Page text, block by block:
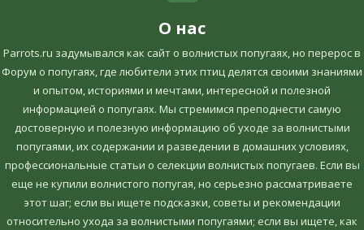
О нас
Parrots.ru задумывался как сайт о волнистых попугаях, но перерос в
Форум о попугаях, где любители этих птиц делятся своими знаниями
и опытом, историями и мечтами, интересной и полезной
информацией о попугаях. Мы стремимся преподнести самую
достоверную и полезную информацию об уходе за волнистыми
попугаями, их содержании и разведении в домашних условиях,
профессиональные статьи о селекции волнистых попугаев. Если вы
еще не купили волнистого попугая, но серьезно рассматриваете
этот шаг; если вы ищете подсказки, советы и рекомендации
относительно ухода за волнистыми попугаями; если вы ищете, как